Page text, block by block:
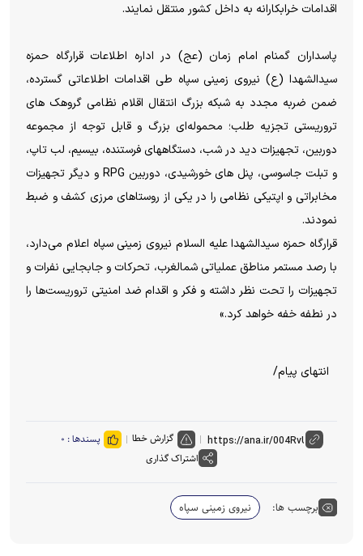
اقدامات خرابکارانه به داخل کشور منتقل نمایند.
پاسداران گمنام امام زمان (عج) در اداره اطلاعات قرارگاه حمزه
سیدالشهدا (ع) نیروی زمینی سپاه طی اقدامات اطلاعاتی گسترده،
ضمن ضربه مجدد به شبکه بزرگ انتقال اقلام نظامی گروهک های
تروریستی تجزیه طلب؛ محموله‌ای بزرگ و قابل توجه از مجموعه
دوربین، تجهیزات دید در شب، دستگاههای فرستنده، بیسیم، لب تاپ،
و تبلت جاسوسی، پنل های خورشیدی، دوربین RPG و دیگر تجهیزات
مخابراتی و اپتیکی نظامی را در یکی از روستاهای مرزی کشف و ضبط
نمودند.
قرارگاه حمزه سیدالشهدا علیه السلام نیروی زمینی سپاه اعلام می‌دارد،
با رصد مستمر مناطق عملیاتی شمالغرب، تحرکات و جابجایی نفرات و
تجهیزات را تحت نظر داشته و فکر و اقدام ضد امنیتی تروریست‌ها را
در نطفه خفه خواهد کرد.»
انتهای پیام/
گزارش خطا پسندها : ۰
اشتراک گذاری
برچسب ها: نیروی زمینی سپاه